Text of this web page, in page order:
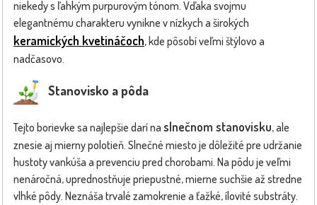
niekedy s ľahkým purpurovým tónom. Vďaka svojmu
elegantnému charakteru vynikne v nízkych a širokých
keramických kvetináčoch, kde pôsobí veľmi štýlovo a
nadčasovo.
Stanovisko a pôda
Tejto borievke sa najlepšie darí na slnečnom stanovisku, ale
znesie aj mierny polotieň. Slnečné miesto je dôležité pre udržanie
hustoty vankúša a prevenciu pred chorobami. Na pôdu je veľmi
nenáročná, uprednostňuje priepustné, mierne suchšie až stredne
vlhké pôdy. Neznáša trvalé zamokrenie a ťažké, ílovité substráty.